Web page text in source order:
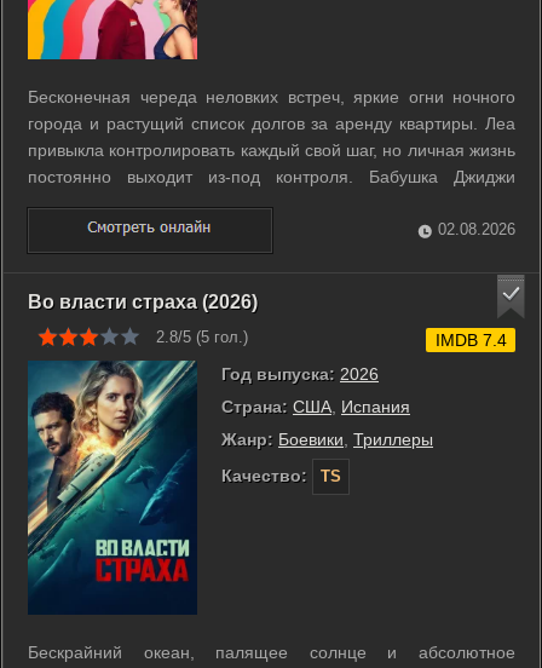
Бесконечная череда неловких встреч, яркие огни ночного
города и растущий список долгов за аренду квартиры. Леа
привыкла контролировать каждый свой шаг, но личная жизнь
постоянно выходит из-под контроля. Бабушка Джиджи
предлагает авантюрный план в обмен на финансовое
спасение. Героиня должна отправиться на сорок свиданий
за сорок ночей. Этот ...
02.08.2026
Во власти страха (2026)
2.8/5 (5 гол.)
Год выпуска: 2026
Страна: США Испания
Жанр: Боевики Триллеры
Качество:
TS
IMDB 7.4
Бескрайний океан, палящее солнце и абсолютное